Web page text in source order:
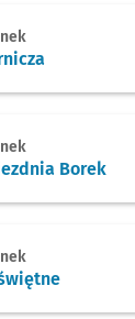
Górnicza
Borek
Poświętne